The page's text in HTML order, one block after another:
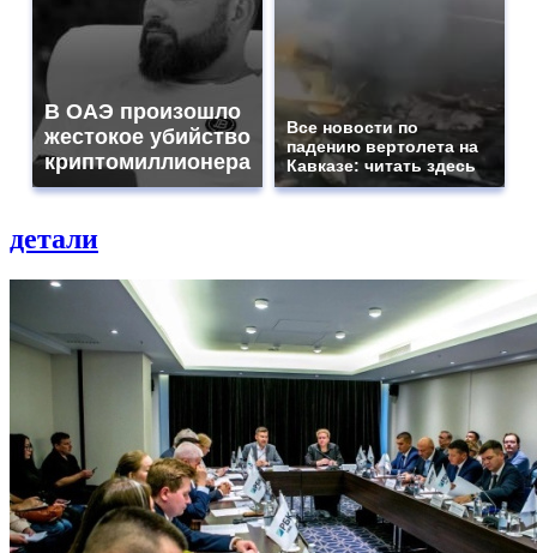
В ОАЭ произошло
жестокое убийство
криптомиллионера
Все новости по
падению вертолета на
Кавказе: читать здесь
детали